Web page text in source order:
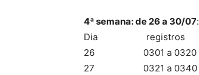
4ª semana: de 26 a 30/07:
Dia registros
26 0301 a 0320
27 0321 a 0340